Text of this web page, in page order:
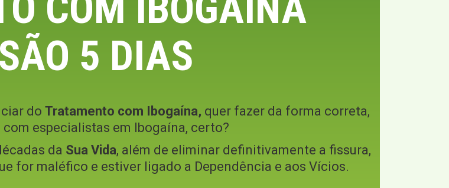
5 DIAS
do Tratamento com Ibogaína, quer fazer da forma correta,
especialistas em Ibogaína, certo?
da Sua Vida, além de eliminar definitivamente a fissura,
for maléfico e estiver ligado a Dependência e aos Vícios.